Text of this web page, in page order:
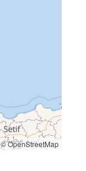
© OpenStreetMap